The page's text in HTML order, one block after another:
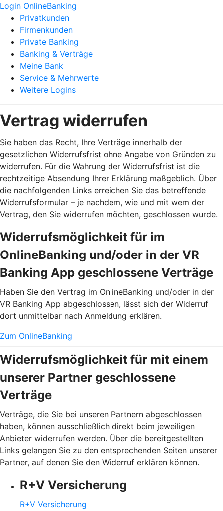
Login OnlineBanking
Privatkunden
Firmenkunden
Private Banking
Banking & Verträge
Meine Bank
Service & Mehrwerte
Weitere Logins
Vertrag widerrufen
Sie haben das Recht, Ihre Verträge innerhalb der
gesetzlichen Widerrufsfrist ohne Angabe von Gründen zu
widerrufen. Für die Wahrung der Widerrufsfrist ist die
rechtzeitige Absendung Ihrer Erklärung maßgeblich. Über
die nachfolgenden Links erreichen Sie das betreffende
Widerrufsformular – je nachdem, wie und mit wem der
Vertrag, den Sie widerrufen möchten, geschlossen wurde.
Widerrufsmöglichkeit für im
OnlineBanking und/oder in der VR
Banking App geschlossene Verträge
Haben Sie den Vertrag im OnlineBanking und/oder in der
VR Banking App abgeschlossen, lässt sich der Widerruf
dort unmittelbar nach Anmeldung erklären.
Zum OnlineBanking
Widerrufsmöglichkeit für mit einem
unserer Partner geschlossene
Verträge
Verträge, die Sie bei unseren Partnern abgeschlossen
haben, können ausschließlich direkt beim jeweiligen
Anbieter widerrufen werden. Über die bereitgestellten
Links gelangen Sie zu den entsprechenden Seiten unserer
Partner, auf denen Sie den Widerruf erklären können.
R+V Versicherung
R+V Versicherung